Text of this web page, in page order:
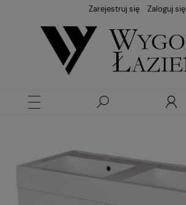
Zarejestruj się Zaloguj się